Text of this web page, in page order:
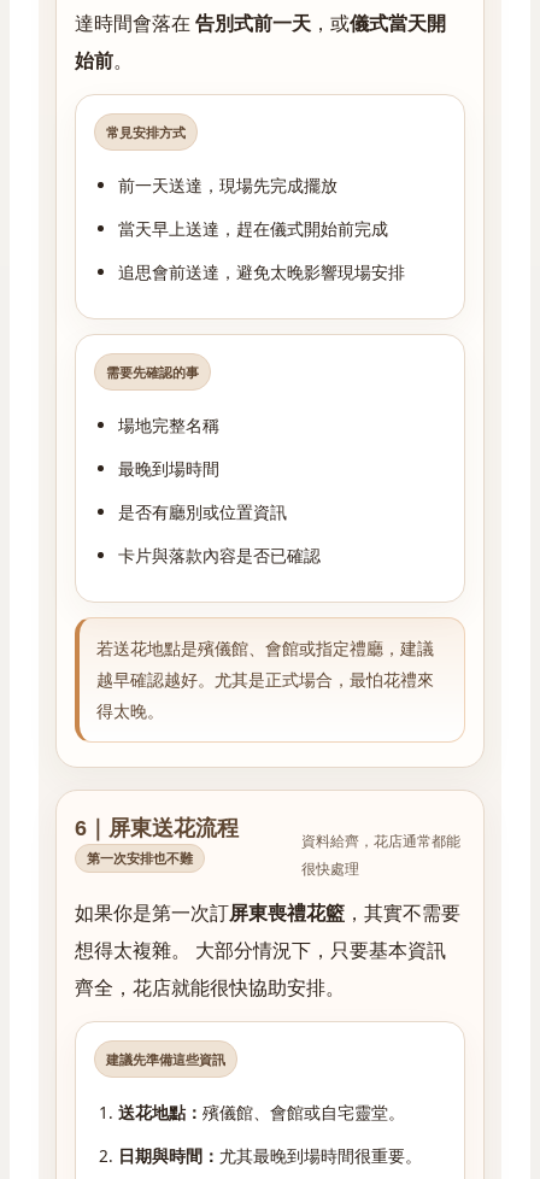
達時間會落在告別式前一天 ，或儀式當天開
始前。
常見安排方式
前一天送達，現場先完成擺放
當天早上送達，趕在儀式開始前完成
追思會前送達，避免太晚影響現場安排
需要先確認的事
場地完整名稱
最晚到場時間
是否有廳別或位置資訊
卡片與落款內容是否已確認
若送花地點是殯儀館、會館或指定禮廳，建議
越早確認越好。尤其是正式場合，最怕花禮來
得太晚。
6｜屏東送花流程
第一次安排也不難
資料給齊，花店通常都能
很快處理
如果你是第一次訂屏東喪禮花籃 ，其實不需要
想得太複雜。 大部分情況下，只要基本資訊
齊全，花店就能很快協助安排。
建議先準備這些資訊
送花地點：殯儀館、會館或自宅靈堂。
日期與時間：尤其最晚到場時間很重要。